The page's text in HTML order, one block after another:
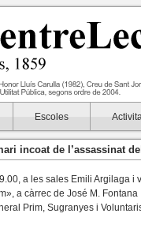
Escoles
incoat de l’assassinat
a les sales Emili Argilaga
a càrrec de José M.
Prim, Sugranyes i